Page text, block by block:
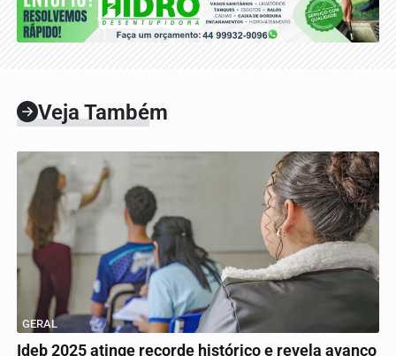
Veja Também
GERAL
Ideb 2025 atinge recorde histórico e revela avanço